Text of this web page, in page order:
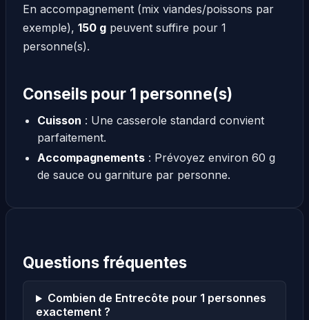
En accompagnement (mix viandes/poissons par
exemple), 150 g peuvent suffire pour 1
personne(s).
Conseils pour 1 personne(s)
Cuisson : Une casserole standard convient
parfaitement.
Accompagnements: Prévoyez environ 60 g
de sauce ou garniture par personne.
Questions fréquentes
Combien de Entrecôte pour 1 personnes
exactement ?